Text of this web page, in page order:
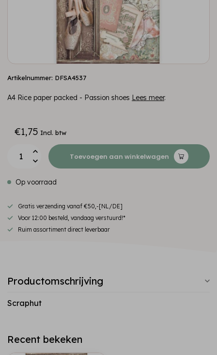
Artikelnummer: DFSA4537
A4 Rice paper packed - Passion shoes Lees meer.
€1,75 Incl. btw
Toevoegen aan winkelwagen
Op voorraad
Gratis verzending vanaf €50,-[NL/DE]
Voor 12:00 besteld, vandaag verstuurd!*
Ruim assortiment direct leverbaar
Productomschrijving
Scraphut
Recent bekeken